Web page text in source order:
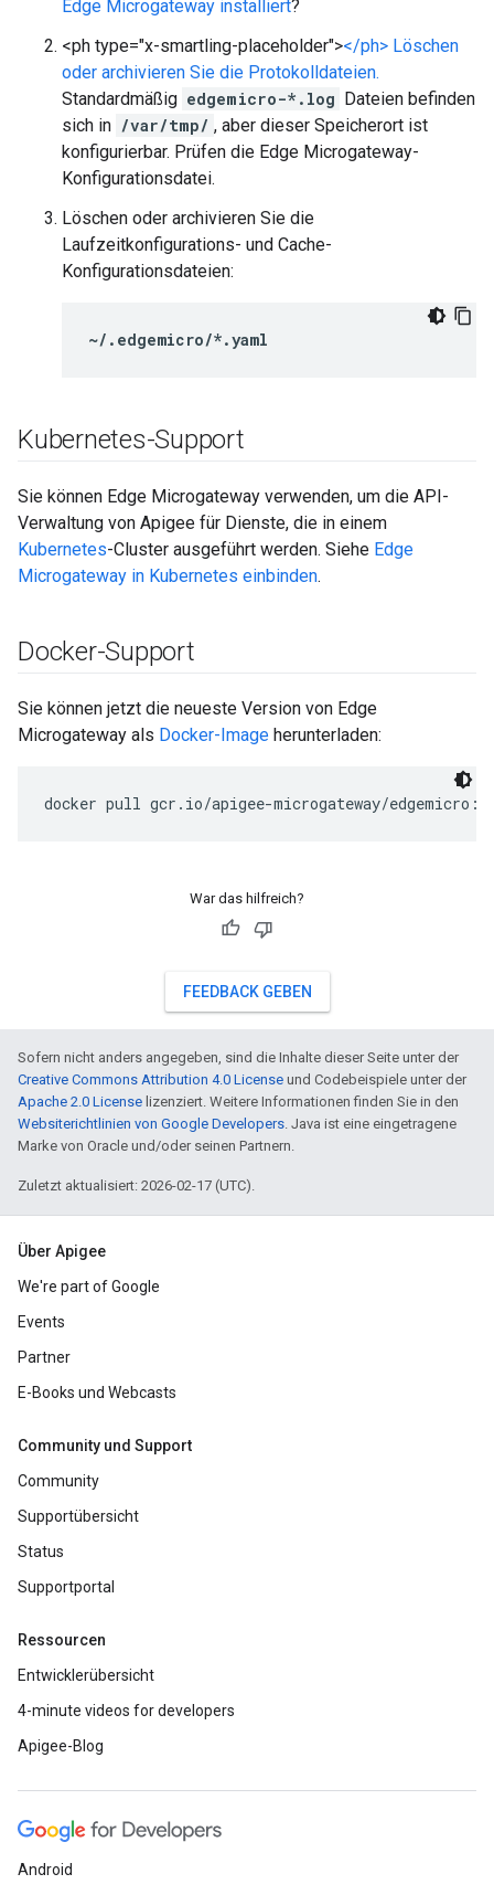
Edge Microgateway installiert?
<ph type="x-smartling-placeholder"></ph> Löschen
oder archivieren Sie die Protokolldateien.
Standardmäßig edgemicro-*.log Dateien befinden
sich in /var/tmp/ , aber dieser Speicherort ist
konfigurierbar. Prüfen die Edge Microgateway-
Konfigurationsdatei.
Löschen oder archivieren Sie die
Laufzeitkonfigurations- und Cache-
Konfigurationsdateien:
~/.edgemicro/*.yaml
Kubernetes-Support
Sie können Edge Microgateway verwenden, um die API-
Verwaltung von Apigee für Dienste, die in einem
Kubernetes-Cluster ausgeführt werden. Siehe Edge
Microgateway in Kubernetes einbinden.
Docker-Support
Sie können jetzt die neueste Version von Edge
Microgateway als Docker-Image herunterladen:
docker pull gcr.io/apigee-microgateway/
War das hilfreich?
FEEDBACK GEBEN
Sofern nicht anders angegeben, sind die Inhalte dieser Seite unter der
Creative Commons Attribution 4.0 License und Codebeispiele unter der
Apache 2.0 License lizenziert. Weitere Informationen finden Sie in den
Websiterichtlinien von Google Developers. Java ist eine eingetragene
Marke von Oracle und/oder seinen Partnern.
Zuletzt aktualisiert: 2026-02-17 (UTC).
Über Apigee
We're part of Google
Events
Partner
E-Books und Webcasts
Community und Support
Community
Supportübersicht
Status
Supportportal
Ressourcen
Entwicklerübersicht
4-minute videos for developers
Apigee-Blog
Android